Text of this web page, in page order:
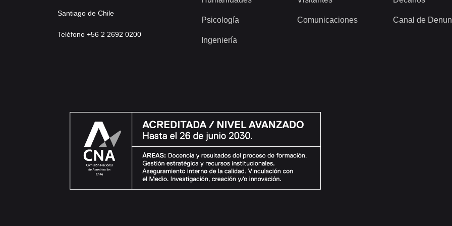
Santiago de Chile
Teléfono +56 2 2692 0200
Psicología
Ingeniería
Comunicaciones Canal de